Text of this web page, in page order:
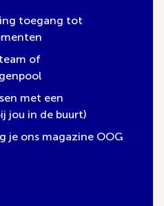
toegang tot
of
met een
jou in de buurt)
je ons magazine OOG